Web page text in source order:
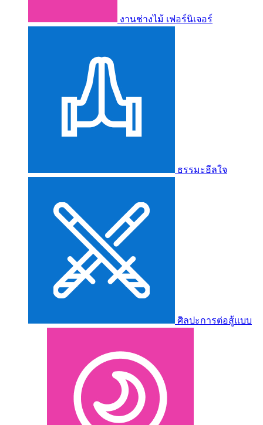
งานช่างไม้ เฟอร์นิเจอร์
ธรรมะฮีลใจ
ศิลปะการต่อสู้แบบ